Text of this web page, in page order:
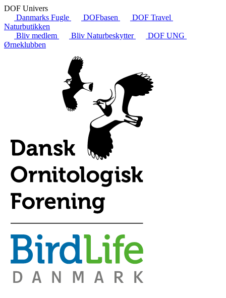
DOF Univers
Danmarks Fugle
DOFbasen
DOF Travel
Naturbutikken
Bliv medlem
Bliv Naturbeskytter
DOF UNG
Ørneklubben